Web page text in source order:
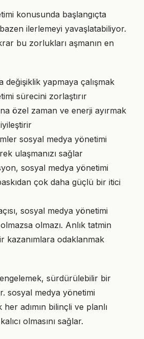
konusunda başlangıçta
ilerlemeyi yavaşlatabiliyor.
bu zorlukları aşmanın en
değişiklik yapmaya çalışmak
sürecini zorlaştırır
özel zaman ve enerji ayırmak
sosyal medya yönetimi
ulaşmanızı sağlar
sosyal medya yönetimi
çok daha güçlü bir itici
sosyal medya yönetimi
olmazı. Anlık tatmin
kazanımlara odaklanmak
sürdürülebilir bir
sosyal medya yönetimi
adımın bilinçli ve planlı
olmasını sağlar.